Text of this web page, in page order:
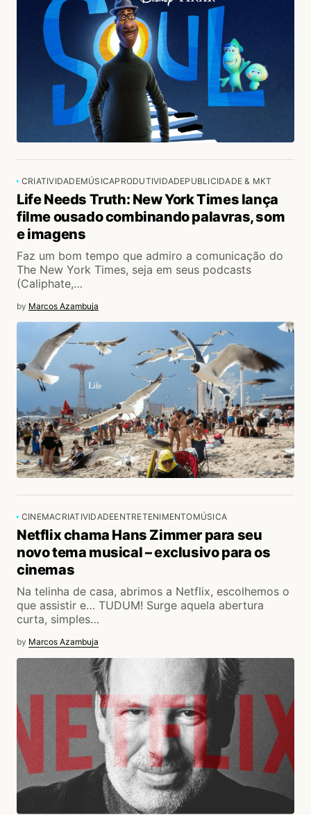
CRIATIVIDADEMÚSICAPRODUTIVIDADEPUBLICIDADE & MKT
Life Needs Truth: New York Times lança
filme ousado combinando palavras, som
e imagens
Faz um bom tempo que admiro a comunicação do
The New York Times, seja em seus podcasts
(Caliphate,…
by Marcos Azambuja
CINEMACRIATIVIDADEENTRETENIMENTOMÚSICA
Netflix chama Hans Zimmer para seu
novo tema musical – exclusivo para os
cinemas
Na telinha de casa, abrimos a Netflix, escolhemos o
que assistir e… TUDUM! Surge aquela abertura
curta, simples…
by Marcos Azambuja